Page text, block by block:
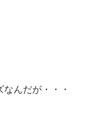
んだが・・・